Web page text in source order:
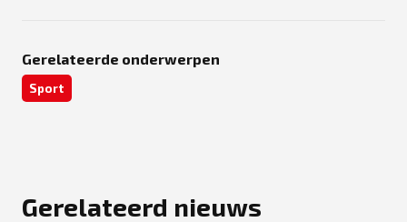
Gerelateerde onderwerpen
Sport
Gerelateerd nieuws